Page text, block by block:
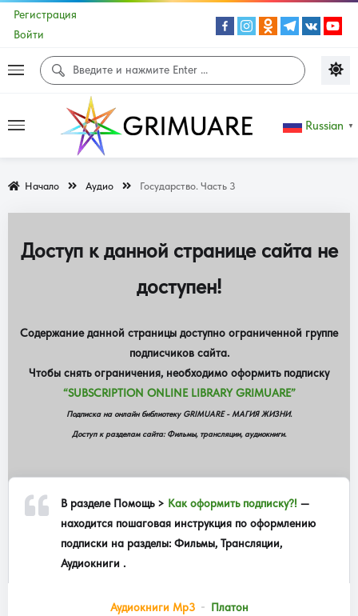
Регистрация
Войти
Russian ▼
Начало Аудио Государство. Часть 3
Доступ к данной странице сайта не
доступен!
Содержание данной страницы доступно ограниченной группе
подписчиков сайта.
Чтобы снять ограничения, необходимо оформить подписку
“SUBSCRIPTION ONLINE LIBRARY GRIMUARE”
Подписка на онлайн библиотеку GRIMUARE - МАГИЯ ЖИЗНИ.
Доступ к разделам сайта: Фильмы, трансляции, аудиокниги.
В разделе Помощь > Как оформить подписку?! —
находится пошаговая инструкция по оформлению
подписки на разделы: Фильмы, Трансляции,
Аудиокниги .
Аудиокниги Mp3 Платон